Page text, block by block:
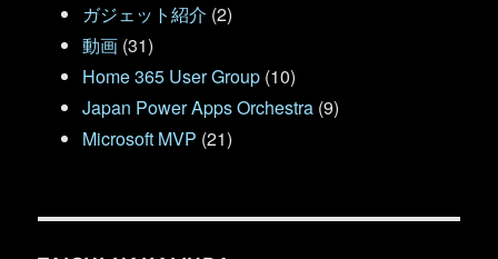
ガジェット紹介 (2)
動画 (31)
Home 365 User Group (10)
Japan Power Apps Orchestra (9)
Microsoft MVP (21)